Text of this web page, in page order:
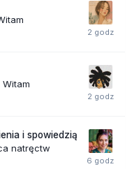
Witam
i spowiedzią
natręctw